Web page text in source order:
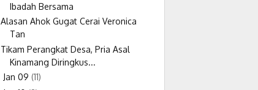
Ibadah Bersama
Alasan Ahok Gugat Cerai Veronica
Tan
Tikam Perangkat Desa, Pria Asal
Kinamang Diringkus...
Jan 09 (11)